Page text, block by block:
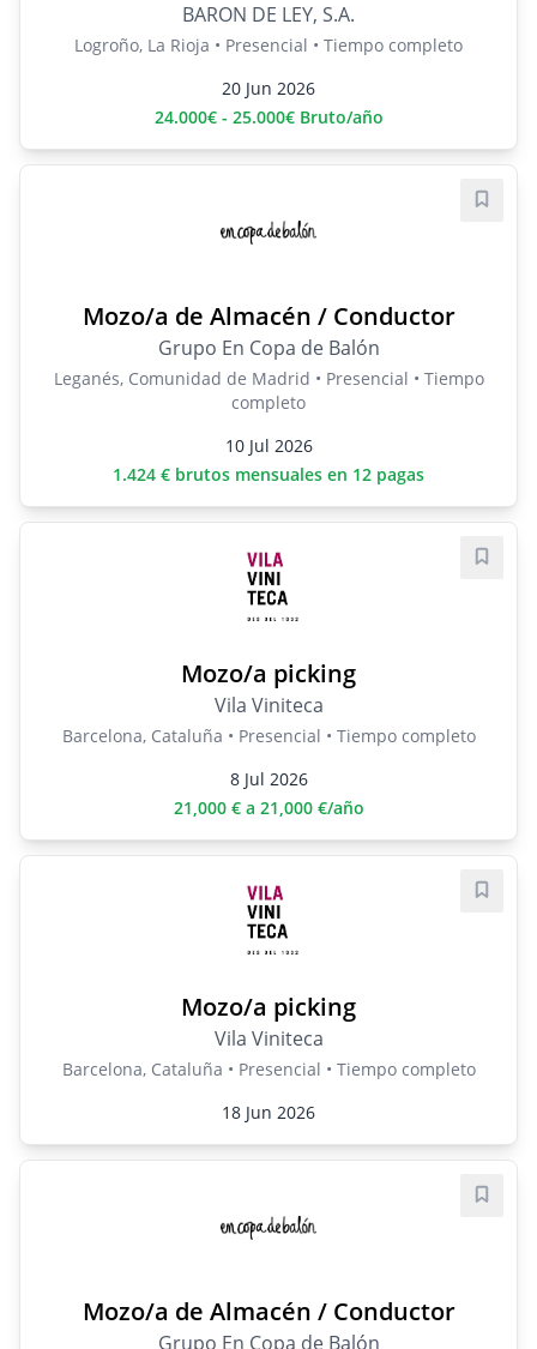
BARON DE LEY, S.A.
Logroño, La Rioja • Presencial • Tiempo completo
20 Jun 2026
24.000€ - 25.000€ Bruto/año
Mozo/a de Almacén / Conductor
Grupo En Copa de Balón
Leganés, Comunidad de Madrid • Presencial • Tiempo
completo
10 Jul 2026
1.424 € brutos mensuales en 12 pagas
Mozo/a picking
Vila Viniteca
Barcelona, Cataluña • Presencial • Tiempo completo
8 Jul 2026
21,000 € a 21,000 €/año
Mozo/a picking
Vila Viniteca
Barcelona, Cataluña • Presencial • Tiempo completo
18 Jun 2026
Mozo/a de Almacén / Conductor
Grupo En Copa de Balón